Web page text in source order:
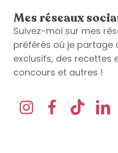
Mes réseaux
Suivez-moi sur mes
préférés où je partage
exclusifs, des recettes
concours et autres !